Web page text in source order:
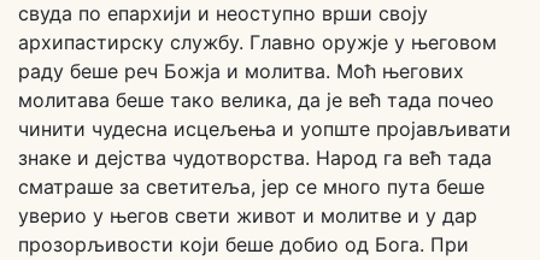
свуда по епархији и неоступно врши своју
архипастирску службу. Главно оружје у његовом
раду беше реч Божја и молитва. Моћ његових
молитава беше тако велика, да је већ тада почео
чинити чудесна исцељења и уопште пројављивати
знаке и дејства чудотворства. Народ га већ тада
сматраше за светитеља, јер се много пута беше
уверио у његов свети живот и молитве и у дар
прозорљивости који беше добио од Бога. При